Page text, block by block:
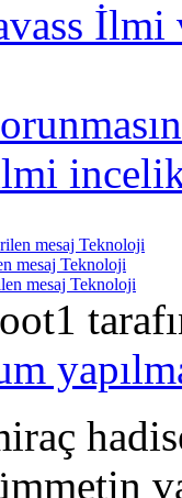
İlmi
mesaj Teknoloji
mesaj Teknoloji
mesaj Teknoloji